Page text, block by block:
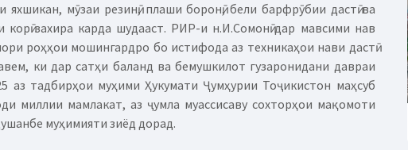
мӯзаи резинӣ, плаши боронӣ, бели барфрӯбии дастӣ ва
захира карда шудааст. РИР-и н.И.Сомонӣ дар мавсими нав
роҳҳои мошингардро бо истифода аз техникаҳои нави дастӣ
ки дар сатҳи баланд ва бемушкилот гузаронидани давраи
аз тадбирҳои муҳими Ҳукумати Ҷумҳурии Тоҷикистон маҳсуб
миллии мамлакат, аз ҷумла муассисаву сохторҳои мақомоти
муҳимияти зиёд дорад.